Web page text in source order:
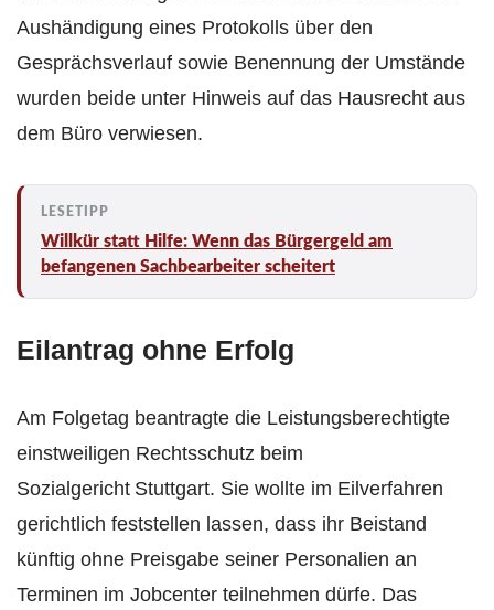
Aushändigung eines Protokolls über den
Gesprächsverlauf sowie Benennung der Umstände
wurden beide unter Hinweis auf das Hausrecht aus
dem Büro verwiesen.
Willkür statt Hilfe: Wenn das Bürgergeld am
befangenen Sachbearbeiter scheitert
Eilantrag ohne Erfolg
Am Folgetag beantragte die Leistungsberechtigte
einstweiligen Rechtsschutz beim
Sozialgericht Stuttgart. Sie wollte im Eilverfahren
gerichtlich feststellen lassen, dass ihr Beistand
künftig ohne Preisgabe seiner Personalien an
Terminen im Jobcenter teilnehmen dürfe. Das